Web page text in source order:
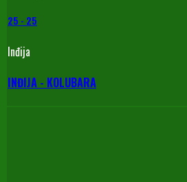
25 - 25
Inđija
INĐIJA - KOLUBARA